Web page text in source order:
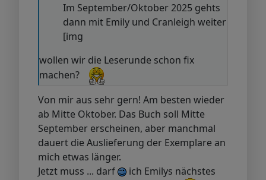
Im September/Oktober 2025 gehts
dann mit Emily und Cranleigh weiter
[img
wollen wir die Leserunde schon fix
machen?
Von mir aus sehr gern! Am besten wieder
ab Mitte Oktober. Das Buch soll Mitte
September erscheinen, aber manchmal
dauert die Auslieferung der Exemplare an
mich etwas länger.
Jetzt muss ... darf
ich Emilys nächstes